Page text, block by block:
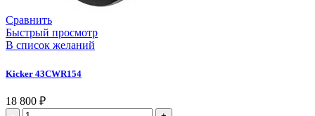
Сравнить
Быстрый просмотр
В список желаний
Kicker 43CWR154
18 800 ₽